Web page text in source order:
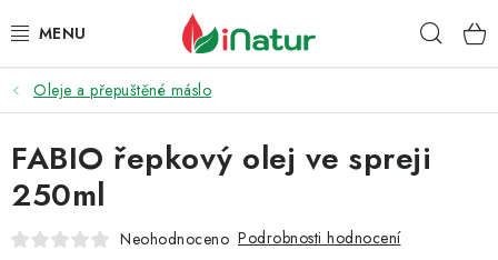
na
POTRAVINY
OŘECHY A SUŠENÉ PLODY
SNACKY
Oleje a přepuštěné máslo
FABIO řepkový olej ve spreji
250ml
Neohodnoceno Podrobnosti hodnocení